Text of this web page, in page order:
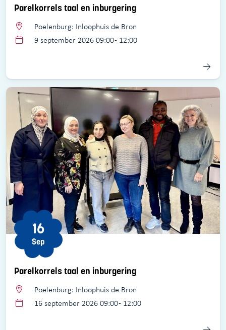
Parelkorrels taal en inburgering
Poelenburg: Inloophuis de Bron
9 september 2026 09:00 - 12:00
Parelkorrels taal en inburgering
16
Sep
Poelenburg: Inloophuis de Bron
16 september 2026 09:00 - 12:00